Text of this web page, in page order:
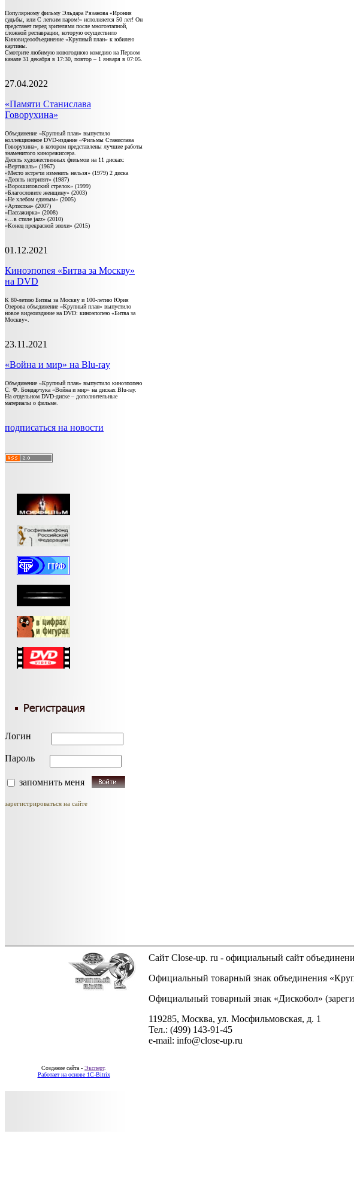
Популярному фильму Эльдара Рязанова «Ирония
судьбы, или С легким паром!» исполняется 50 лет! Он
предстанет перед зрителями после многоэтапной,
сложной реставрации, которую осуществило
Киновидеообъединение «Крупный план» к юбилею
картины.
Смотрите любимую новогоднюю комедию на Первом
канале 31 декабря в 17:30, повтор – 1 января в 07:05.
27.04.2022
«Памяти Станислава
Говорухина»
Объединение «Крупный план» выпустило
коллекционное DVD-издание «Фильмы Станислава
Говорухина», в котором представлены лучшие работы
знаменитого кинорежиссера.
Десять художественных фильмов на 11 дисках:
«Вертикаль» (1967)
«Место встречи изменить нельзя» (1979) 2 диска
«Десять негритят» (1987)
«Ворошиловский стрелок» (1999)
«Благословите женщину» (2003)
«Не хлебом единым» (2005)
«Артистка» (2007)
«Пассажирка» (2008)
«…в стиле jazz» (2010)
«Конец прекрасной эпохи» (2015)
01.12.2021
Киноэпопея «Битва за Москву»
на DVD
К 80-летию Битвы за Москву и 100-летию Юрия
Озерова объединение «Крупный план» выпустило
новое видеоиздание на DVD: киноэпопею «Битва за
Москву».
23.11.2021
«Война и мир» на Blu-ray
Объединение «Крупный план» выпустило киноэпопею
С. Ф. Бондарчука «Война и мир» на дисках Blu-ray.
На отдельном DVD-диске – дополнительные
материалы о фильме.
подписаться на новости
Логин
Пароль
запомнить меня
зарегистрироваться на сайте
Сайт Close-up. ru - официальный сайт
Официальный товарный знак объединения
Официальный товарный знак «Дискобол»
119285, Москва, ул. Мосфильмовская, д. 1
Тел.: (499) 143-91-45
e-mail: info@close-up.ru
Создание сайта - Эксперт.
Работает на основе 1C-Bitrix